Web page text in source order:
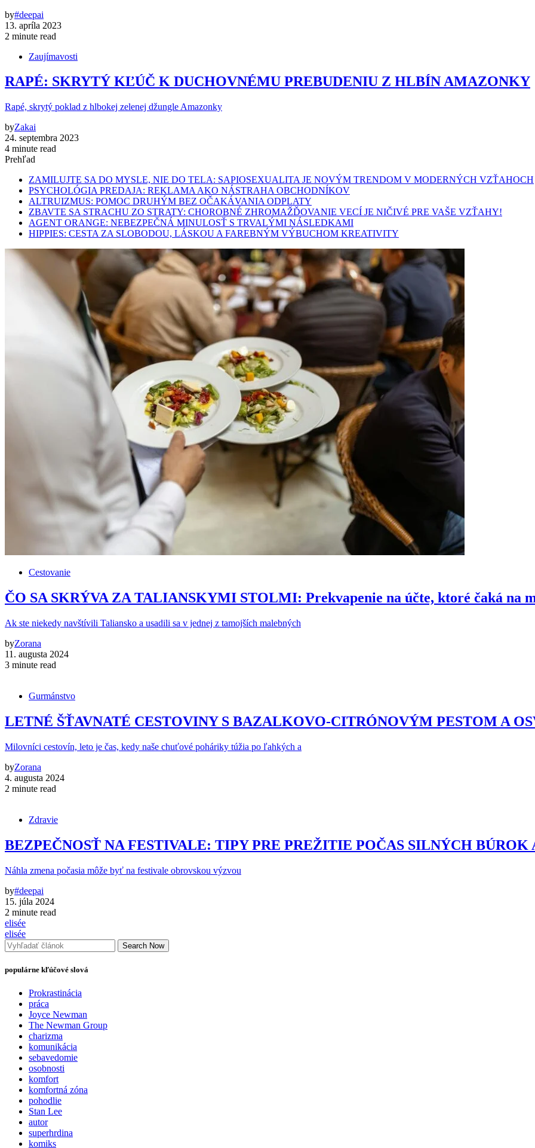
by#deepai
13. apríla 2023
2 minute read
Zaujímavosti
RAPÉ: SKRYTÝ KĽÚČ K DUCHOVNÉMU PREBUDENIU Z HLBÍN AMAZONKY
Rapé, skrytý poklad z hlbokej zelenej džungle Amazonky
byZakai
24. septembra 2023
4 minute read
Prehľad
ZAMILUJTE SA DO MYSLE, NIE DO TELA: SAPIOSEXUALITA JE NOVÝM TRENDOM V MODERNÝCH VZŤAHOCH
PSYCHOLÓGIA PREDAJA: REKLAMA AKO NÁSTRAHA OBCHODNÍKOV
ALTRUIZMUS: POMOC DRUHÝM BEZ OČAKÁVANIA ODPLATY
ZBAVTE SA STRACHU ZO STRATY: CHOROBNÉ ZHROMAŽĎOVANIE VECÍ JE NIČIVÉ PRE VAŠE VZŤAHY!
AGENT ORANGE: NEBEZPEČNÁ MINULOSŤ S TRVALÝMI NÁSLEDKAMI
HIPPIES: CESTA ZA SLOBODOU, LÁSKOU A FAREBNÝM VÝBUCHOM KREATIVITY
Cestovanie
ČO SA SKRÝVA ZA TALIANSKYMI STOLMI: Prekvapenie na účte, ktoré čaká na
Ak ste niekedy navštívili Taliansko a usadili sa v jednej z tamojších malebných
byZorana
11. augusta 2024
3 minute read
Gurmánstvo
LETNÉ ŠŤAVNATÉ CESTOVINY S BAZALKOVO-CITRÓNOVÝM PESTOM A
Milovníci cestovín, leto je čas, kedy naše chuťové poháriky túžia po ľahkých a
byZorana
4. augusta 2024
2 minute read
Zdravie
BEZPEČNOSŤ NA FESTIVALE: TIPY PRE PREŽITIE POČAS SILNÝCH BÚROK
Náhla zmena počasia môže byť na festivale obrovskou výzvou
by#deepai
15. júla 2024
2 minute read
elisée
elisée
Search Now
populárne kľúčové slová
Prokrastinácia
práca
Joyce Newman
The Newman Group
charizma
komunikácia
sebavedomie
osobnosti
komfort
komfortná zóna
pohodlie
Stan Lee
autor
superhrdina
komiks